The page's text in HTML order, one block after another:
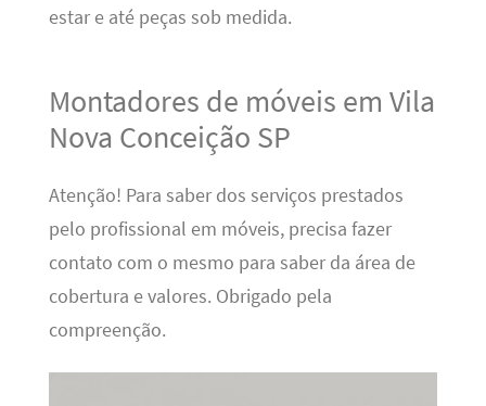
estar e até peças sob medida.
Montadores de móveis em Vila
Nova Conceição SP
Atenção! Para saber dos serviços prestados
pelo profissional em móveis, precisa fazer
contato com o mesmo para saber da área de
cobertura e valores. Obrigado pela
compreenção.